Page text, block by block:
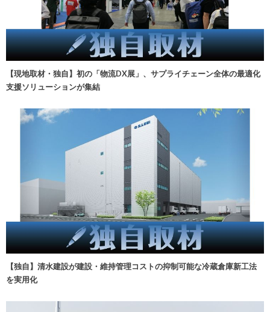
【現地取材・独自】初の「物流DX展」、サプライチェーン全体の最適化
支援ソリューションが集結
【独自】清水建設が建設・維持管理コストの抑制可能な冷蔵倉庫新工法
を実用化